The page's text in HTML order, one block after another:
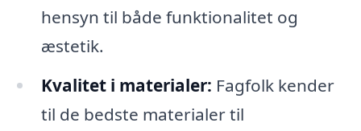
hensyn til både funktionalitet og
æstetik.
Kvalitet i materialer: Fagfolk kender
til de bedste materialer til